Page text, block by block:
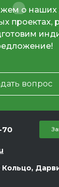
о наших
проектах,
вопрос
70